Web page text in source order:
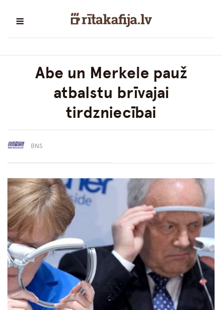
Abe un Merkele pauž
atbalstu brīvajai
tirdzniecībai
BNS